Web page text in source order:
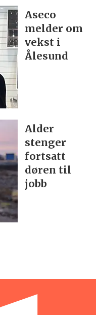
Aseco
melder om
vekst i
Ålesund
Alder
stenger
fortsatt
døren til
jobb